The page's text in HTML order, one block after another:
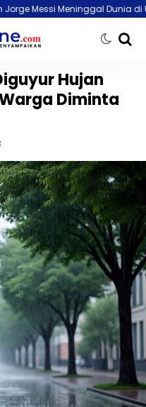
Dunia di Usia 68 Tahun
Hujan
Diminta